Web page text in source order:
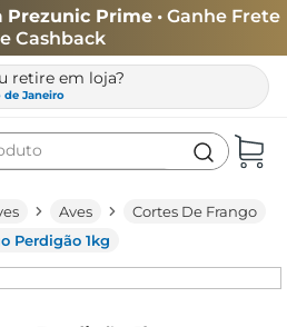
Prezunic Prime • Ganhe Frete
Cashback
retire em loja?
de Janeiro
Aves
Cortes De Frango
Perdigão 1kg